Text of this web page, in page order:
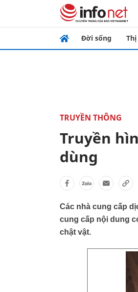
Đời sống
TRUYỀN THÔNG
Truyền
dùng
Các nhà cung cấp
cung cấp nội dung
chật vật.